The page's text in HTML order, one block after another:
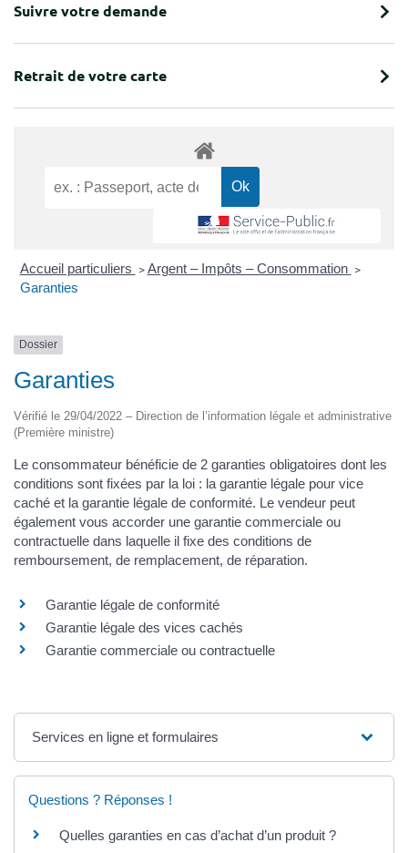
Suivre votre demande
Retrait de votre carte
Accueil particuliers > Argent – Impôts – Consommation >
Garanties
Dossier
Garanties
Vérifié le 29/04/2022 – Direction de l’information légale et administrative
(Première ministre)
Le consommateur bénéficie de 2 garanties obligatoires dont les
conditions sont fixées par la loi : la garantie légale pour vice
caché et la garantie légale de conformité. Le vendeur peut
également vous accorder une garantie commerciale ou
contractuelle dans laquelle il fixe des conditions de
remboursement, de remplacement, de réparation.
Garantie légale de conformité
Garantie légale des vices cachés
Garantie commerciale ou contractuelle
Services en ligne et formulaires
Questions ? Réponses !
Quelles garanties en cas d’achat d’un produit ?